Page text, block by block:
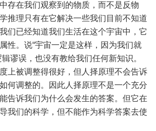
存在我们观察到的物质，而不是反物
推理只有在它解决一些我们目前不知道
们已经知道我们生活在这个宇宙中，它
性。说“宇宙一定是这样，因为我们就
谬误，也没有教给我们任何新知识。
上被调整得很好，但人择原理不会告诉
何调整的。因此人择原理不是一个充分
告诉我们为什么会发生的答案。但它在
我们的科学，但不能作为科学答案去使